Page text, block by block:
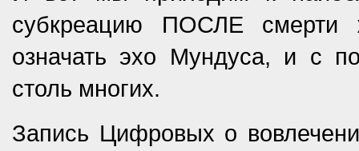
субкреацию ПОСЛЕ смерти
означать эхо Мундуса, и с
столь многих.
Запись Цифровых о